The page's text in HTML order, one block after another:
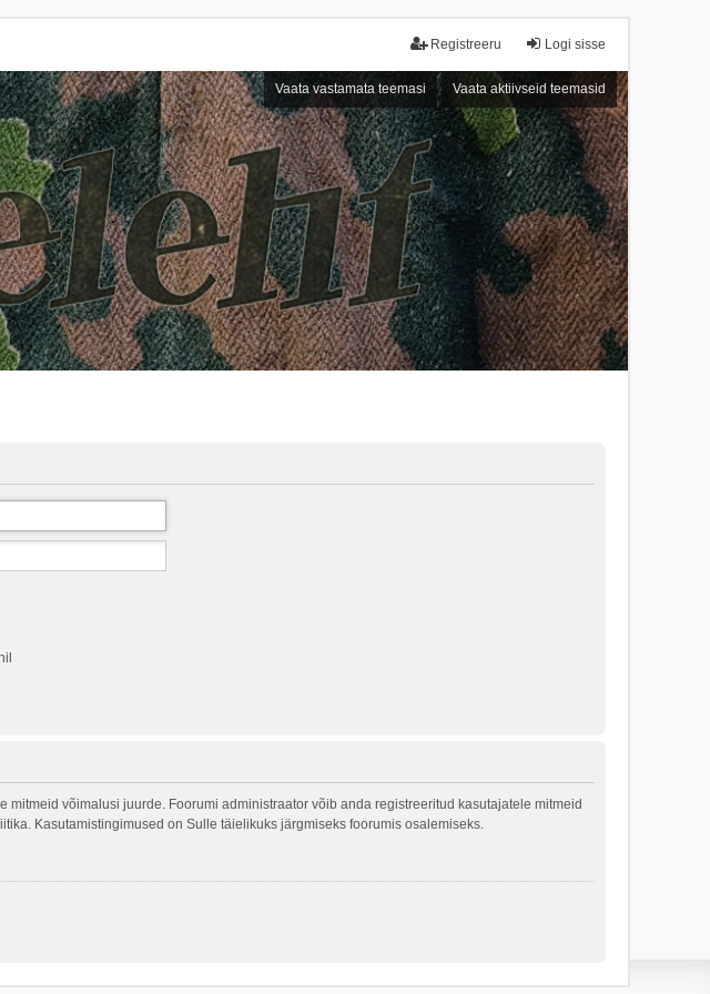
Logi sisse
Registreeru
Vaata vastamata teemasi Vaata aktiivseid teemasid
võimalusi juurde. Foorumi administraator võib anda registreeritud kasutajatele mitmeid
Kasutamistingimused on Sulle täielikuks järgmiseks foorumis osalemiseks.